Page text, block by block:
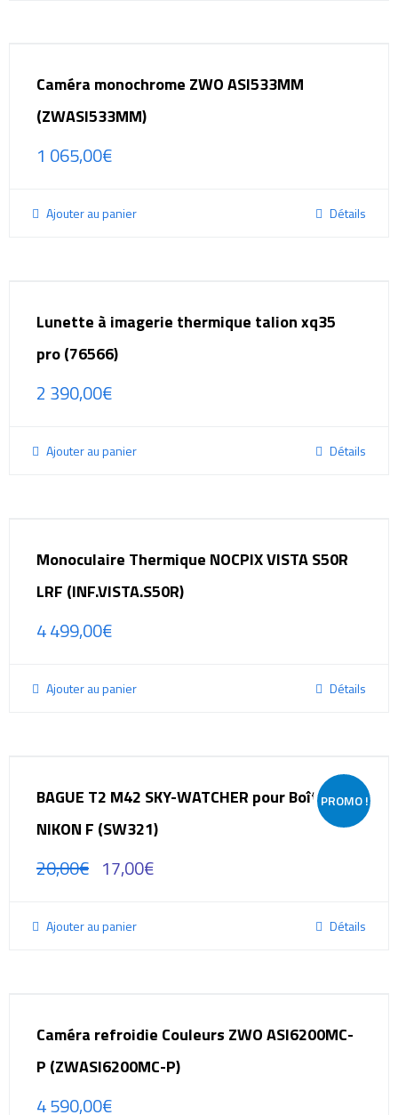
Caméra monochrome ZWO ASI533MM
(ZWASI533MM)
1 065,00€
Ajouter au panier Détails
Lunette à imagerie thermique talion xq35
pro (76566)
2 390,00€
Ajouter au panier Détails
Monoculaire Thermique NOCPIX VISTA S50R
LRF (INF.VISTA.S50R)
4 499,00€
Ajouter au panier Détails
PROMO !
BAGUE T2 M42 SKY-WATCHER pour Boîtier
NIKON F (SW321)
20,00€ 17,00€
Ajouter au panier Détails
Caméra refroidie Couleurs ZWO ASI6200MC-
P (ZWASI6200MC-P)
4 590,00€